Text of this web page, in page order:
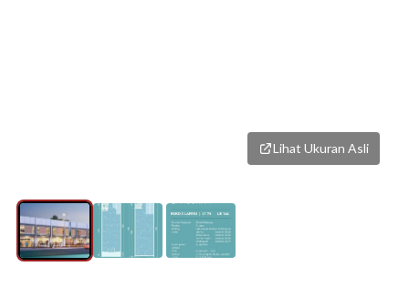
Lihat Ukuran Asli